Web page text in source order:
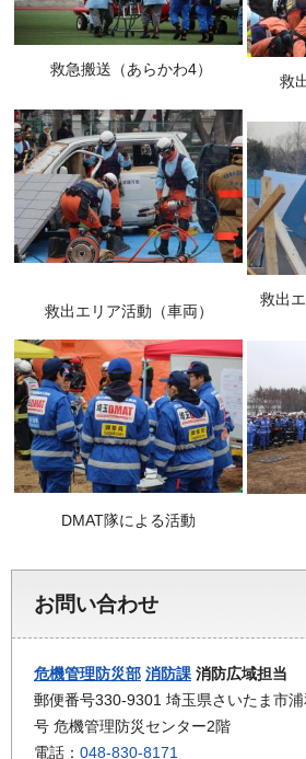
救急搬送（あらかわ4）
救
救出エリア活動（車両）
救出
DMAT隊による活動
お問い合わせ
危機管理防災部 消防課 消防広域担当
郵便番号330-9301 埼玉県さいたま市
号 危機管理防災センター2階
電話： 048-830-8171